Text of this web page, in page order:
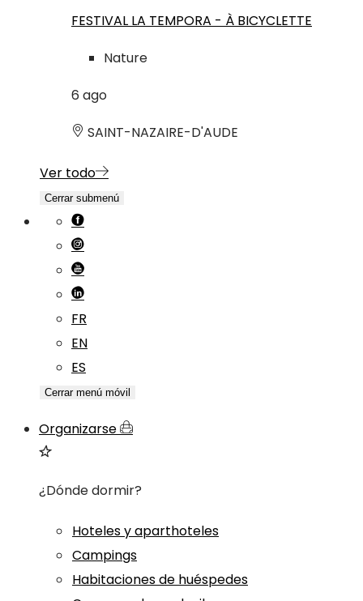
FESTIVAL LA TEMPORA - À BICYCLETTE
Nature
6 ago
SAINT-NAZAIRE-D'AUDE
Ver todo
Cerrar submenú
FR
EN
ES
Cerrar menú móvil
Organizarse
¿Dónde dormir?
Hoteles y aparthoteles
Campings
Habitaciones de huéspedes